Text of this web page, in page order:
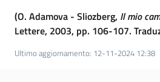
(O. Adamova - Sliozberg, Il mio
Lettere, 2003, pp. 106-107.
Ultimo aggiornamento: 12-11-2024 12:38